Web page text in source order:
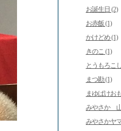
お誕生日 (2)
お赤飯 (1)
かけどめ (1)
きのこ (1)
とうもろこ
まつ勘 (1)
まゆばけお
みやさか 山
みやさかヤ